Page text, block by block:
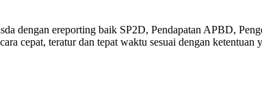
dengan ereporting baik SP2D, Pendapatan APBD,
cepat, teratur dan tepat waktu sesuai dengan ketentuan